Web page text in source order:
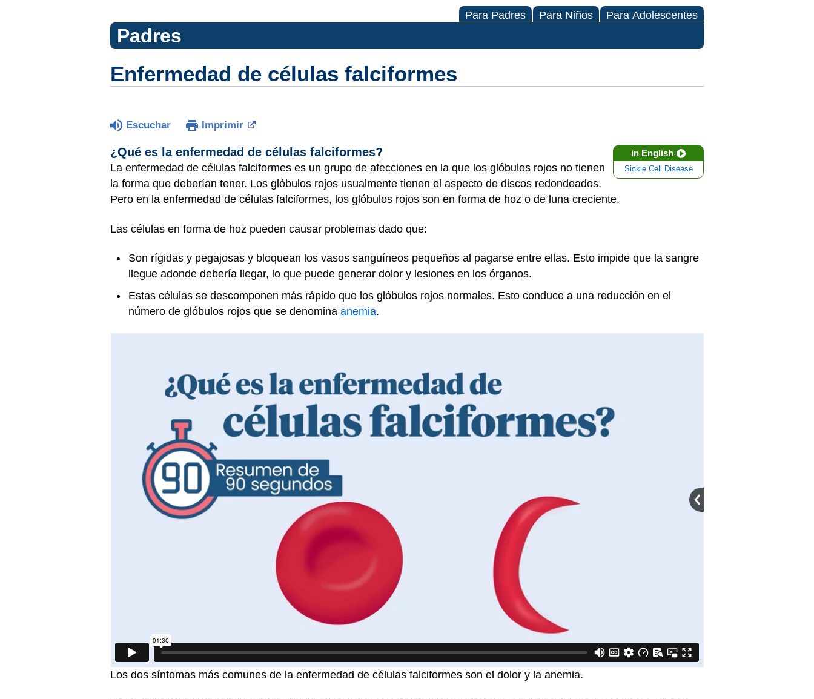
Para Padres Para Niños Para Adolescentes
Padres
Enfermedad de células falciformes
Escuchar Imprimir
in English
Sickle Cell Disease
¿Qué es la enfermedad de células falciformes?
La enfermedad de células falciformes es un grupo de afecciones en la que los glóbulos rojos no tienen
la forma que deberían tener. Los glóbulos rojos usualmente tienen el aspecto de discos redondeados.
Pero en la enfermedad de células falciformes, los glóbulos rojos son en forma de hoz o de luna creciente.
Las células en forma de hoz pueden causar problemas dado que:
Son rígidas y pegajosas y bloquean los vasos sanguíneos pequeños al pagarse entre ellas. Esto impide que la sangre
llegue adonde debería llegar, lo que puede generar dolor y lesiones en los órganos.
Estas células se descomponen más rápido que los glóbulos rojos normales. Esto conduce a una reducción en el
número de glóbulos rojos que se denomina anemia.
Los dos síntomas más comunes de la enfermedad de células falciformes son el dolor y la anemia.